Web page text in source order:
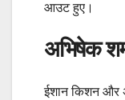
आउट हुए।
अभिषेक
ईशान किशन और